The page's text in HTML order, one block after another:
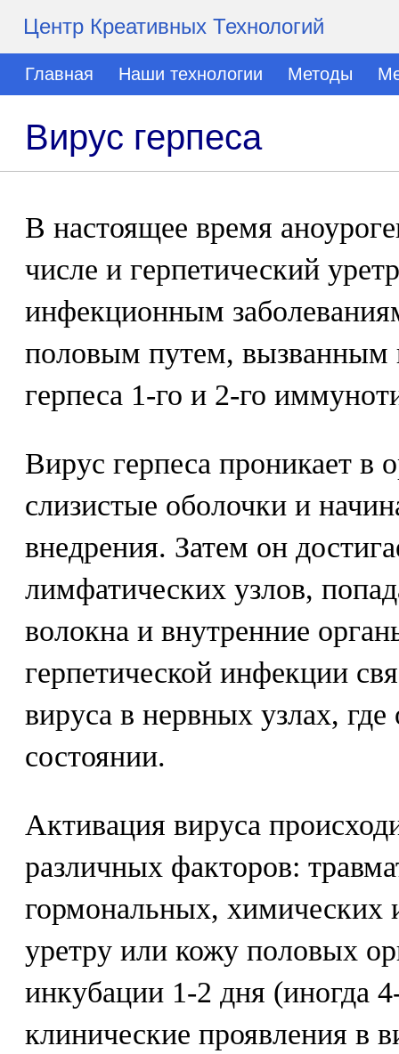
Центр Креативных Технологий
Главная Наши технологии Методы
Вирус герпеса
В настоящее время
числе и герпетический
инфекционным
половым путем, вызванным
герпеса 1-го и 2-го
Вирус герпеса проникает в
слизистые оболочки и
внедрения. Затем он
лимфатических узлов,
волокна и внутренние
герпетической инфекции
вируса в нервных узлах,
состоянии.
Активация вируса
различных факторов:
гормональных,
уретру или кожу половых
инкубации 1-2 дня (иногда
клинические проявления в